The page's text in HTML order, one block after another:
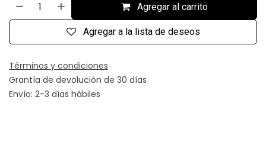
Agregar al carrito
Agregar a la lista de deseos
Términos y condiciones
Grantía de devolución de 30 días
Envío: 2-3 días hábiles